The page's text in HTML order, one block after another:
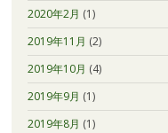
2020年2月 (1)
2019年11月 (2)
2019年10月 (4)
2019年9月 (1)
2019年8月 (1)